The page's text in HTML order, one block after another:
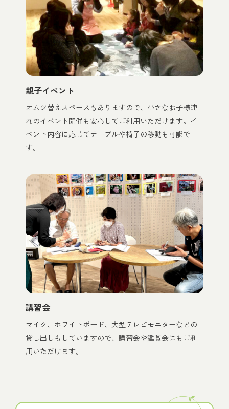
親子イベント
オムツ替えスペースもありますので、小さなお子様連
れのイベント開催も安心してご利用いただけます。イ
ベント内容に応じてテーブルや椅子の移動も可能で
す。
講習会
マイク、ホワイトボード、大型テレビモニターなどの
貸し出しもしていますので、講習会や鑑賞会にもご利
用いただけます。